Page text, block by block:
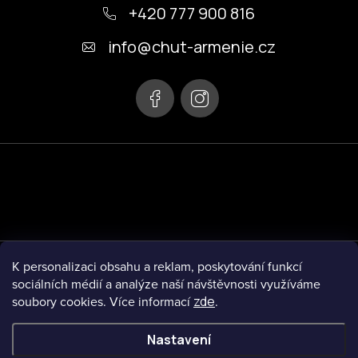
K personalizaci obsahu a reklam, poskytování funkcí
sociálních médií a analýze naší návštěvnosti využíváme
soubory cookies. Více informacízde.
Nastavení
+420 777 900 816
info@chut-armenie.cz
Informace pro vás
Blog